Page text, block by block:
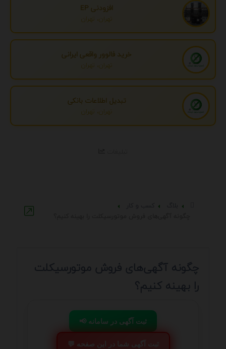
افزودنی EP
تهران، تهران
خرید فالوور واقعی ایرانی
تهران، تهران
تبدیل اطلاعات بانکی
تهران، تهران
چگونه آگهی‌های فروش موتورسیکلت
را بهینه کنیم؟
📢 ثبت آگهی در سامانه
💬 ثبت آگهی شما در این صفحه